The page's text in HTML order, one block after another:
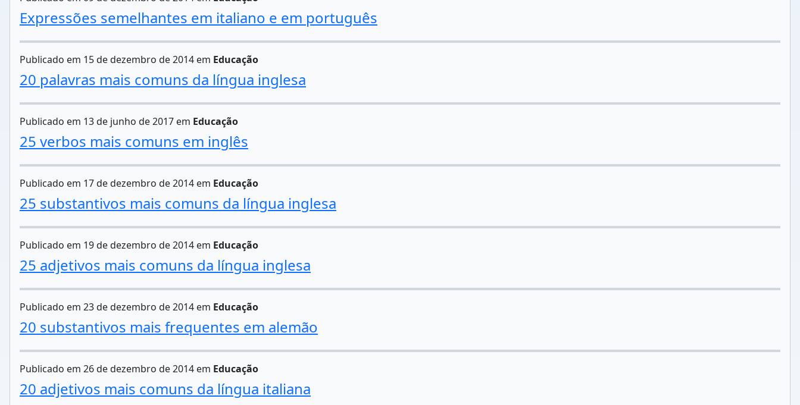
Expressões semelhantes em italiano e em português
Publicado em 15 de dezembro de 2014 em Educação
20 palavras mais comuns da língua inglesa
Publicado em 13 de junho de 2017 em Educação
25 verbos mais comuns em inglês
Publicado em 17 de dezembro de 2014 em Educação
25 substantivos mais comuns da língua inglesa
Publicado em 19 de dezembro de 2014 em Educação
25 adjetivos mais comuns da língua inglesa
Publicado em 23 de dezembro de 2014 em Educação
20 substantivos mais frequentes em alemão
Publicado em 26 de dezembro de 2014 em Educação
20 adjetivos mais comuns da língua italiana